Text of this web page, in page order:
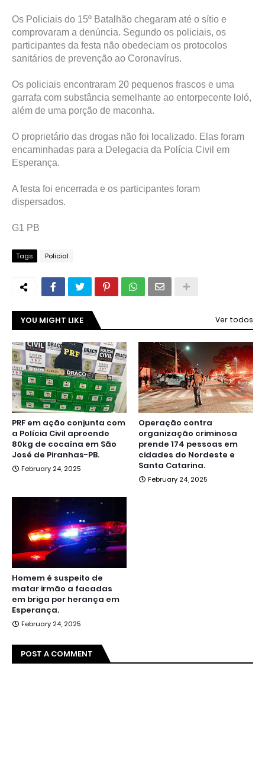
Os Policiais do 15º Batalhão chegaram até o sítio e
comprovaram a denúncia. Segundo os policiais, os
participantes da festa não obedeciam os protocolos
sanitários de prevenção ao Coronavírus.
Os policiais encontraram 20 pequenos frascos e uma
garrafa com substância semelhante ao entorpecente loló,
além de uma porção de maconha.
O proprietário das drogas não foi localizado. Elas foram
encaminhadas para a Delegacia da Polícia Civil em
Esperança.
A festa foi encerrada e os participantes foram
dispersados.
G1 PB
Tags Policial
YOU MIGHT LIKE Ver todos
PRF em ação conjunta com
a Polícia Civil apreende
80kg de cocaína em São
José de Piranhas-PB.
February 24, 2025
Operação contra
organização criminosa
prende 174 pessoas em
cidades do Nordeste e
Santa Catarina.
February 24, 2025
Homem é suspeito de
matar irmão a facadas
em briga por herança em
Esperança.
February 24, 2025
POST A COMMENT